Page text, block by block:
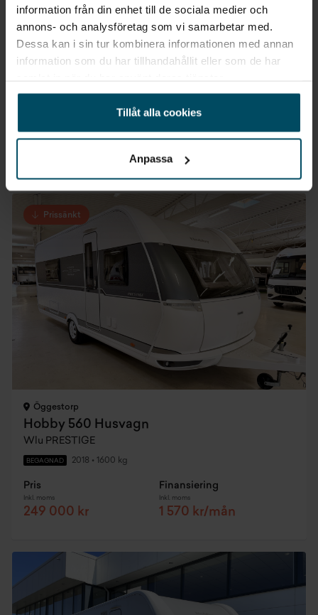
information från din enhet till de sociala medier och
annons- och analysföretag som vi samarbetar med.
Dessa kan i sin tur kombinera informationen med annan
information som du har tillhandahållit eller som de har
Tillåt alla cookies
Anpassa
Värnamo
Tabbert Vivaldi Husvagn
Inkl. moms Inkl. moms
1 945 kr/mån
Prissänkt
Öggestorp
Hobby 560 Husvagn
Wlu PRESTIGE
BEGAGNAD 2018 • 1600 kg
Pris
Inkl. moms
249 000 kr
Finansiering
Inkl. moms
1 570 kr/mån